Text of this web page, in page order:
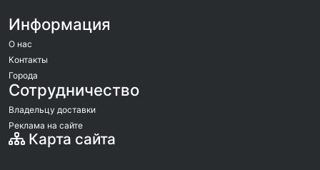
Информация
О нас
Контакты
Города
Сотрудничество
Владельцу доставки
Реклама на сайте
Карта сайта